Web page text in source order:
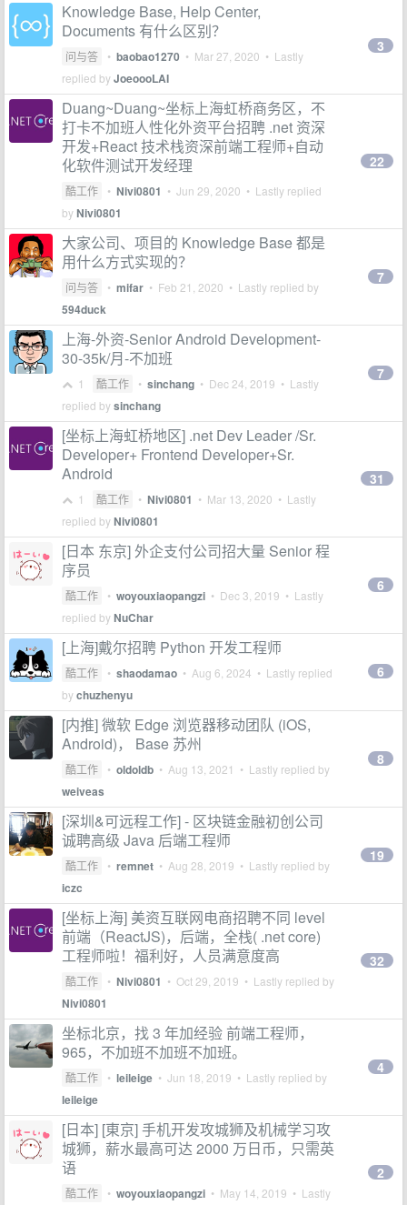
Knowledge Base, Help Center,
Documents 有什么区别？
问与答 • baobao1270 • Mar 27, 2020 • Lastly
replied byJoeoooLAI
3
Duang~Duang~坐标上海虹桥商务区，不
打卡不加班人性化外资平台招聘 .net 资深
开发+React 技术栈资深前端工程师+自动
化软件测试开发经理
酷工作 • Nivi0801 • Jun 29, 2020 • Lastly replied
byNivi0801
22
大家公司、项目的 Knowledge Base 都是
用什么方式实现的？
问与答 • mifar • Feb 21, 2020 • Lastly replied by
594duck
7
上海-外资-Senior Android Development-
30-35k/月-不加班
1 酷工作 • sinchang • Dec 24, 2019 • Lastly
replied bysinchang
7
[坐标上海虹桥地区] .net Dev Leader /Sr.
Developer+ Frontend Developer+Sr.
Android
1 酷工作 • Nivi0801 • Mar 13, 2020 • Lastly
replied byNivi0801
31
[日本 东京] 外企支付公司招大量 Senior 程
序员
酷工作 • woyouxiaopangzi • Dec 3, 2019 • Lastly
replied byNuChar
6
[上海]戴尔招聘 Python 开发工程师
酷工作 • shaodamao • Aug 6, 2024 • Lastly replied
bychuzhenyu
6
[内推] 微软 Edge 浏览器移动团队 (iOS,
Android)， Base 苏州
酷工作 • oldoldb • Aug 13, 2021 • Lastly replied by
weiveas
8
[深圳&可远程工作] - 区块链金融初创公司
诚聘高级 Java 后端工程师
酷工作 • remnet • Aug 28, 2019 • Lastly replied by
iczc
19
[坐标上海] 美资互联网电商招聘不同 level
前端（ReactJS)，后端，全栈( .net core)
工程师啦！福利好，人员满意度高
酷工作 • Nivi0801 • Oct 29, 2019 • Lastly replied by
Nivi0801
32
坐标北京，找 3 年加经验 前端工程师，
965，不加班不加班不加班。
酷工作 • leileige • Jun 18, 2019 • Lastly replied by
leileige
4
[日本] [東京] 手机开发攻城狮及机械学习攻
城狮，薪水最高可达 2000 万日币，只需英
语
酷工作 • woyouxiaopangzi • May 14, 2019 • Lastly
2